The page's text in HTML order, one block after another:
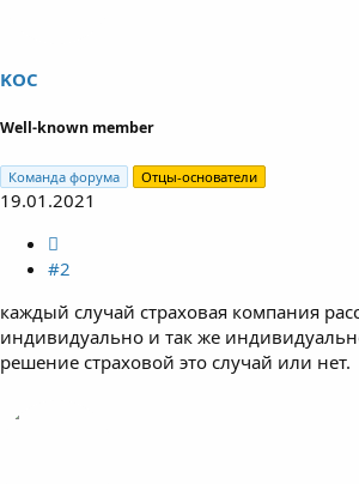
KOC
Well-known member
Команда форума Отцы-основатели
19.01.2021
#2
каждый случай страховая компания
индивидуально и так же
решение страховой это случай или нет.